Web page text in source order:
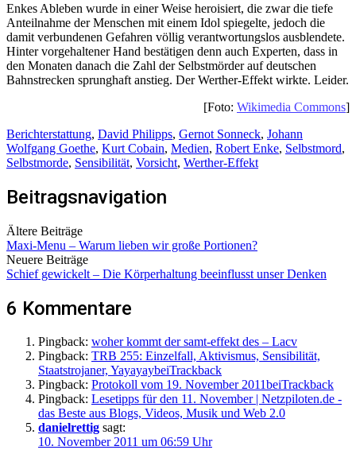
Enkes Ableben wurde in einer Weise heroisiert, die zwar die tiefe
Anteilnahme der Menschen mit einem Idol spiegelte, jedoch die
damit verbundenen Gefahren völlig verantwortungslos ausblendete.
Hinter vorgehaltener Hand bestätigen denn auch Experten, dass in
den Monaten danach die Zahl der Selbstmörder auf deutschen
Bahnstrecken sprunghaft anstieg. Der Werther-Effekt wirkte. Leider.
[Foto: Wikimedia Commons]
Berichterstattung, David Philipps, Gernot Sonneck, Johann
Wolfgang Goethe, Kurt Cobain, Medien, Robert Enke, Selbstmord,
Selbstmorde, Sensibilität, Vorsicht, Werther-Effekt
Beitragsnavigation
Ältere Beiträge
Maxi-Menu – Warum lieben wir große Portionen?
Neuere Beiträge
Schief gewickelt – Die Körperhaltung beeinflusst unser Denken
6 Kommentare
Pingback: woher kommt der samt-effekt des – Lacv
Pingback: TRB 255: Einzelfall, Aktivismus, Sensibilität,
Staatstrojaner, YayayaybeiTrackback
Pingback: Protokoll vom 19. November 2011beiTrackback
Pingback: Lesetipps für den 11. November | Netzpiloten.de -
das Beste aus Blogs, Videos, Musik und Web 2.0
danielrettig sagt:
10. November 2011 um 06:59 Uhr